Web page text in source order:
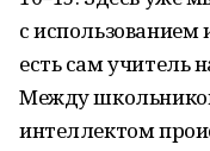
с использованием
есть сам учитель
Между
интеллектом